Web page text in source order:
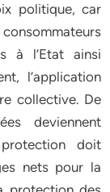
politique, car
consommateurs
à l’Etat ainsi
l’application
collective. De
deviennent
doit
nets pour la